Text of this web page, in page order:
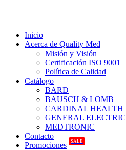
Inicio
Acerca de Quality Med
Misión y Visión
Certificación ISO 9001
Política de Calidad
Catálogo
BARD
BAUSCH & LOMB
CARDINAL HEALTH
GENERAL ELECTRIC
MEDTRONIC
Contacto
Promociones
SALE